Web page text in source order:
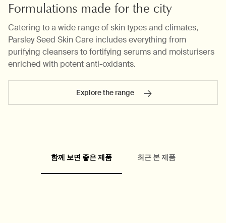
Formulations made for the city
Catering to a wide range of skin types and climates,
Parsley Seed Skin Care includes everything from
purifying cleansers to fortifying serums and moisturisers
enriched with potent anti-oxidants.
Explore the range
함께 보면 좋은 제품 최근 본 제품